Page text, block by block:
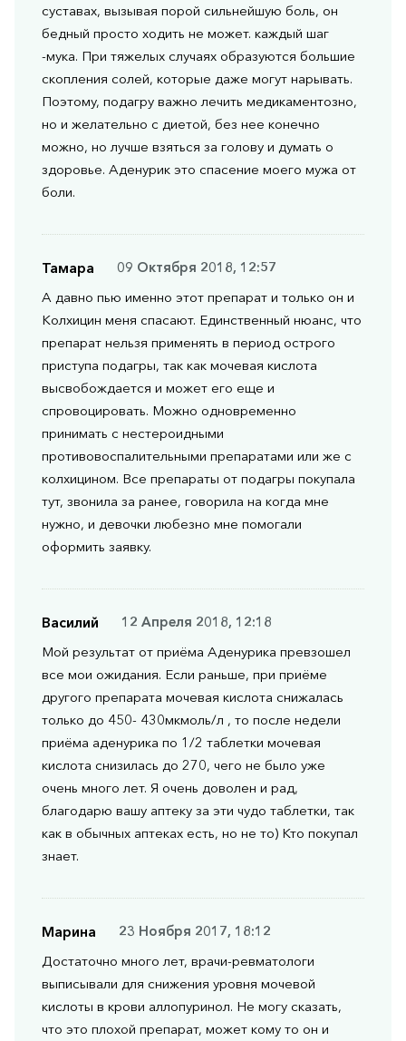
суставах, вызывая порой сильнейшую боль, он
бедный просто ходить не может. каждый шаг
-мука. При тяжелых случаях образуются большие
скопления солей, которые даже могут нарывать.
Поэтому, подагру важно лечить медикаментозно,
но и желательно с диетой, без нее конечно
можно, но лучше взяться за голову и думать о
здоровье. Аденурик это спасение моего мужа от
боли.
Тамара
09 Октября 2018, 12:57
А давно пью именно этот препарат и только он и
Колхицин меня спасают. Единственный нюанс, что
препарат нельзя применять в период острого
приступа подагры, так как мочевая кислота
высвобождается и может его еще и
спровоцировать. Можно одновременно
принимать с нестероидными
противовоспалительными препаратами или же с
колхицином. Все препараты от подагры покупала
тут, звонила за ранее, говорила на когда мне
нужно, и девочки любезно мне помогали
оформить заявку.
Василий
12 Апреля 2018, 12:18
Мой результат от приёма Аденурика превзошел
все мои ожидания. Если раньше, при приёме
другого препарата мочевая кислота снижалась
только до 450- 430мкмоль/л , то после недели
приёма аденурика по 1/2 таблетки мочевая
кислота снизилась до 270, чего не было уже
очень много лет. Я очень доволен и рад,
благодарю вашу аптеку за эти чудо таблетки, так
как в обычных аптеках есть, но не то) Кто покупал
знает.
Марина
23 Ноября 2017, 18:12
Достаточно много лет, врачи-ревматологи
выписывали для снижения уровня мочевой
кислоты в крови аллопуринол. Не могу сказать,
что это плохой препарат, может кому то он и